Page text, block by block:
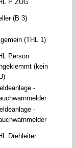
P ZUG
(B 3)
(THL 1)
Person
(kein
-
-
Drehleiter